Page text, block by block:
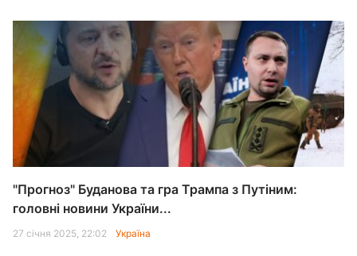
"Прогноз" Буданова та гра Трампа з Путіним:
головні новини України...
27 січня 2025, 22:02 Україна